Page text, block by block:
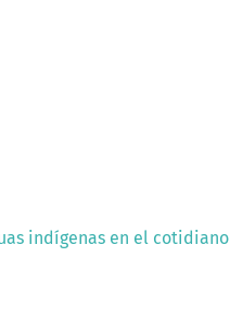
indígenas en el cotidiano